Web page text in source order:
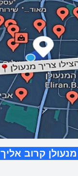
מנעולן קרוב אליך